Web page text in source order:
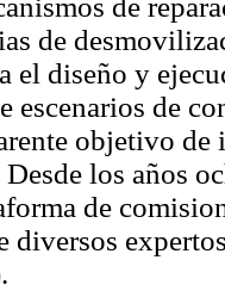
de
el diseño y
escenarios de
objetivo
los años
de
diversos